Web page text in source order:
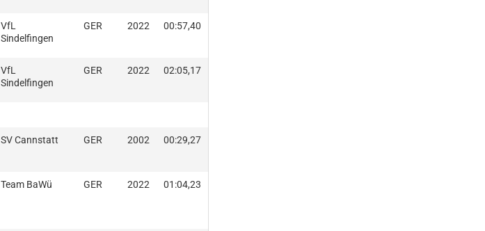
VfL
Sindelfingen
GER 2022 00:57,40
VfL
Sindelfingen
GER 2022 02:05,17
SV Cannstatt GER 2002 00:29,27
Team BaWü GER 2022 01:04,23